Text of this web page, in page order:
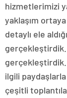
hizmetlerimizi
yaklaşım
detaylı ele
gerçekleştirdik.
gerçekleştirdik.
ilgili
çeşitli